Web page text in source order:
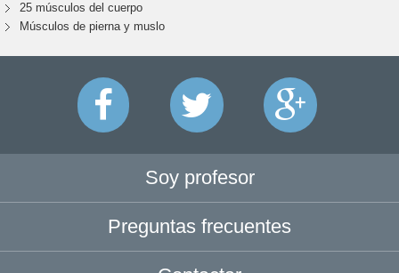
25 músculos del cuerpo
Músculos de pierna y muslo
Soy profesor
Preguntas frecuentes